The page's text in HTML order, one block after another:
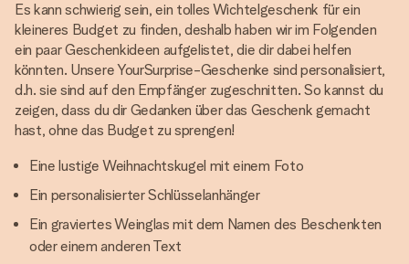
Es kann schwierig sein, ein tolles Wichtelgeschenk für ein
kleineres Budget zu finden, deshalb haben wir im Folgenden
ein paar Geschenkideen aufgelistet, die dir dabei helfen
könnten. Unsere YourSurprise-Geschenke sind personalisiert,
d.h. sie sind auf den Empfänger zugeschnitten. So kannst du
zeigen, dass du dir Gedanken über das Geschenk gemacht
hast, ohne das Budget zu sprengen!
Eine lustige Weihnachtskugel mit einem Foto
Ein personalisierter Schlüsselanhänger
Ein graviertes Weinglas mit dem Namen des Beschenkten
oder einem anderen Text